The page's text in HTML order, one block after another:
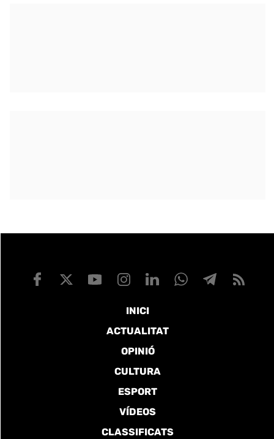
INICI
ACTUALITAT
OPINIÓ
CULTURA
ESPORT
VÍDEOS
CLASSIFICATS